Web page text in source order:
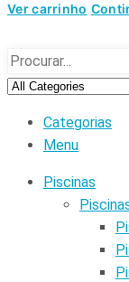
Ver carrinho
Categorias
Menu
Piscinas